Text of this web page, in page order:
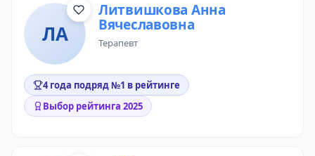
ЛА
Литвишкова Анна
Вячеславовна
терапевт
4 года подряд №1 в рейтинге
Выбор рейтинга 2025